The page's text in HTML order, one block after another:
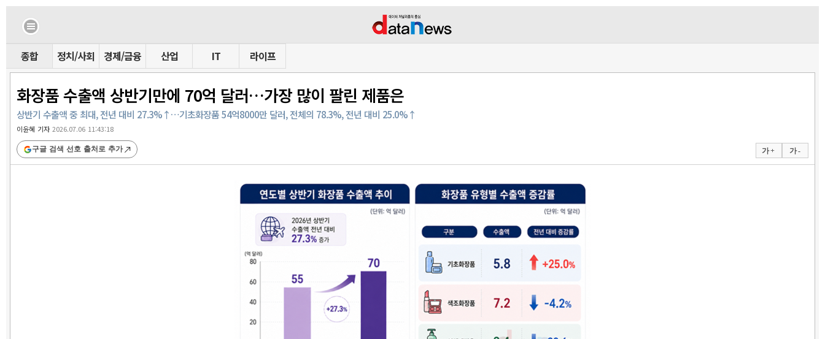
종합 정치/사회 경제/금융 산업 IT 라이프
화장품 수출액 상반기만에 70억 달러…가장 많이 팔린 제품은
상반기 수출액 중 최대, 전년 대비 27.3%↑…기초화장품 54억8000만 달러, 전체의 78.3%, 전년 대비 25.0%↑
이윤혜 기자2026.07.06 11:43:18
가 + 가 -
구글 검색 선호 출처로 추가